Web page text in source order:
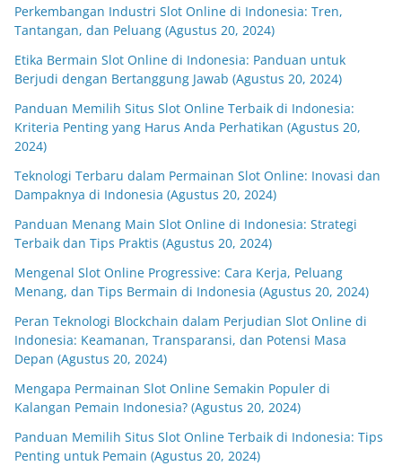
Perkembangan Industri Slot Online di Indonesia: Tren,
Tantangan, dan Peluang (Agustus 20, 2024)
Etika Bermain Slot Online di Indonesia: Panduan untuk
Berjudi dengan Bertanggung Jawab (Agustus 20, 2024)
Panduan Memilih Situs Slot Online Terbaik di Indonesia:
Kriteria Penting yang Harus Anda Perhatikan (Agustus 20,
2024)
Teknologi Terbaru dalam Permainan Slot Online: Inovasi dan
Dampaknya di Indonesia (Agustus 20, 2024)
Panduan Menang Main Slot Online di Indonesia: Strategi
Terbaik dan Tips Praktis (Agustus 20, 2024)
Mengenal Slot Online Progressive: Cara Kerja, Peluang
Menang, dan Tips Bermain di Indonesia (Agustus 20, 2024)
Peran Teknologi Blockchain dalam Perjudian Slot Online di
Indonesia: Keamanan, Transparansi, dan Potensi Masa
Depan (Agustus 20, 2024)
Mengapa Permainan Slot Online Semakin Populer di
Kalangan Pemain Indonesia? (Agustus 20, 2024)
Panduan Memilih Situs Slot Online Terbaik di Indonesia: Tips
Penting untuk Pemain (Agustus 20, 2024)